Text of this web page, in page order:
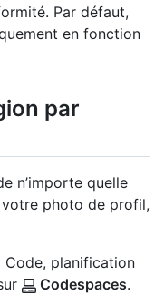
Par défaut,
en fonction
par
n’importe quelle
photo de profil,
Code, planification
Codespaces.